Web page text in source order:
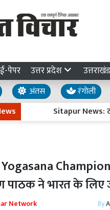
ई-पेपर उत्तर प्रदेश उत्तराखंड
अंतस रंगोली
Sitapur News: टायर
पाठक ने भारत के लिए
Network By